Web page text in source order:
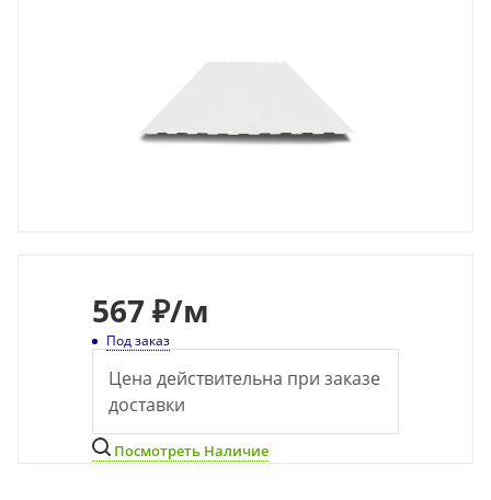
567 ₽/м
Под заказ
Цена действительна при заказе
доставки
Посмотреть Наличие